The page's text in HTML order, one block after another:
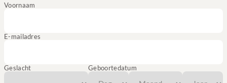
Voornaam
E-mailadres
Geslacht Geboortedatum